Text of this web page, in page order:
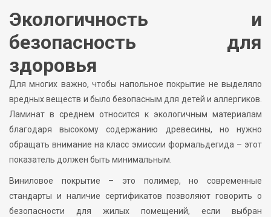
Экологичность и
безопасность для
здоровья
Для многих важно, чтобы напольное покрытие не выделяло
вредных веществ и было безопасным для детей и аллергиков.
Ламинат в среднем относится к экологичным материалам
благодаря высокому содержанию древесины, но нужно
обращать внимание на класс эмиссии формальдегида – этот
показатель должен быть минимальным.
Виниловое покрытие – это полимер, но современные
стандарты и наличие сертификатов позволяют говорить о
безопасности для жилых помещений, если выбран